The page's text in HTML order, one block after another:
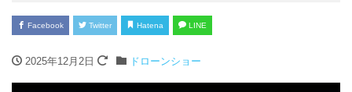
Facebook Twitter Hatena LINE
2025年12月2日 ドローンショー